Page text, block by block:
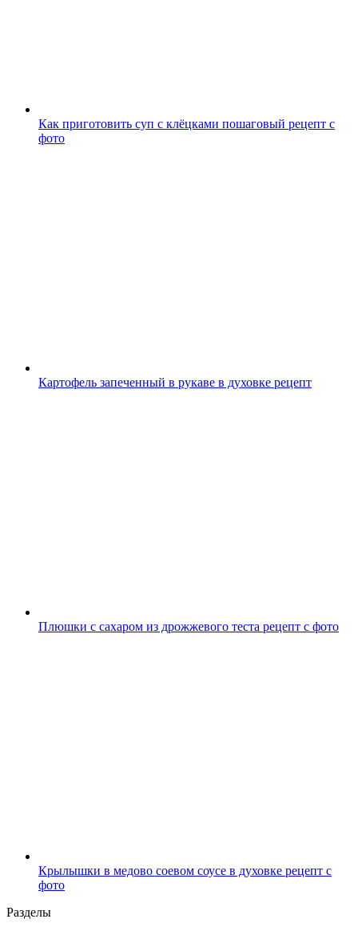
Как приготовить суп с клёцками пошаговый рецепт с
фото
Картофель запеченный в рукаве в духовке рецепт
Плюшки с сахаром из дрожжевого теста рецепт с фото
Крылышки в медово соевом соусе в духовке рецепт с
фото
Разделы